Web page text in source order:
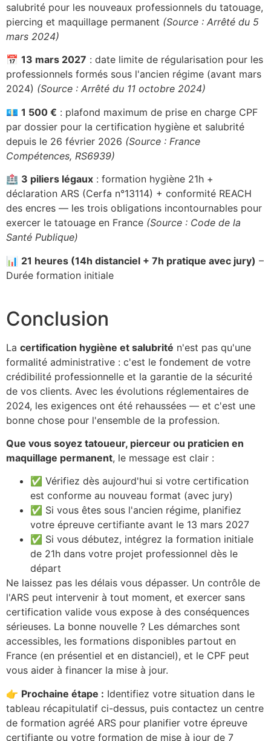
salubrité pour les nouveaux professionnels du tatouage,
piercing et maquillage permanent (Source : Arrêté du 5
mars 2024)
📅 13 mars 2027 : date limite de régularisation pour les
professionnels formés sous l'ancien régime (avant mars
2024) (Source : Arrêté du 11 octobre 2024)
💶 1 500 € : plafond maximum de prise en charge CPF
par dossier pour la certification hygiène et salubrité
depuis le 26 février 2026 (Source : France
Compétences, RS6939)
🏥 3 piliers légaux : formation hygiène 21h +
déclaration ARS (Cerfa n°13114) + conformité REACH
des encres — les trois obligations incontournables pour
exercer le tatouage en France (Source : Code de la
Santé Publique)
📊 21 heures (14h distanciel + 7h pratique avec jury) –
Durée formation initiale
Conclusion
La certification hygiène et salubrité n'est pas qu'une
formalité administrative : c'est le fondement de votre
crédibilité professionnelle et la garantie de la sécurité
de vos clients. Avec les évolutions réglementaires de
2024, les exigences ont été rehaussées — et c'est une
bonne chose pour l'ensemble de la profession.
Que vous soyez tatoueur, pierceur ou praticien en
maquillage permanent, le message est clair :
✅ Vérifiez dès aujourd'hui si votre certification
est conforme au nouveau format (avec jury)
✅ Si vous êtes sous l'ancien régime, planifiez
votre épreuve certifiante avant le 13 mars 2027
✅ Si vous débutez, intégrez la formation initiale
de 21h dans votre projet professionnel dès le
départ
Ne laissez pas les délais vous dépasser. Un contrôle de
l'ARS peut intervenir à tout moment, et exercer sans
certification valide vous expose à des conséquences
sérieuses. La bonne nouvelle ? Les démarches sont
accessibles, les formations disponibles partout en
France (en présentiel et en distanciel), et le CPF peut
vous aider à financer la mise à jour.
👉 Prochaine étape : Identifiez votre situation dans le
tableau récapitulatif ci-dessus, puis contactez un centre
de formation agréé ARS pour planifier votre épreuve
certifiante ou votre formation de mise à jour de 7